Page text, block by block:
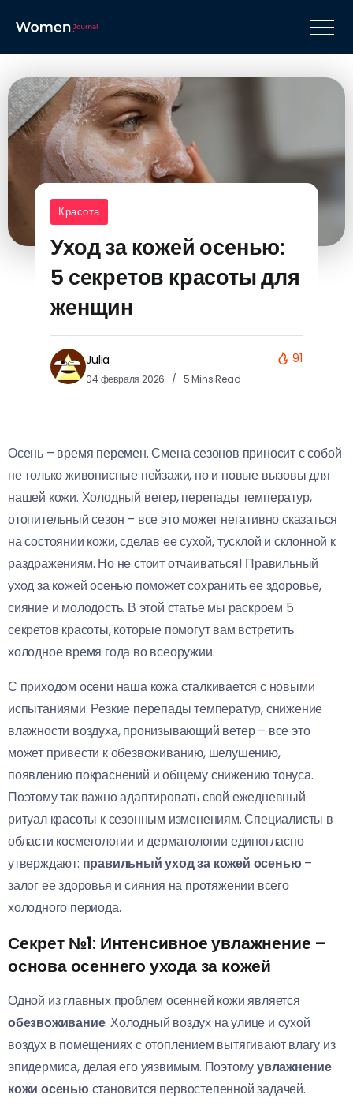
Красота
Уход за кожей осенью:
5 секретов красоты для
женщин
Julia
04 февраля 2026 5 Mins Read
91
Осень – время перемен. Смена сезонов приносит с собой
не только живописные пейзажи, но и новые вызовы для
нашей кожи. Холодный ветер, перепады температур,
отопительный сезон – все это может негативно сказаться
на состоянии кожи, сделав ее сухой, тусклой и склонной к
раздражениям. Но не стоит отчаиваться! Правильный
уход за кожей осенью поможет сохранить ее здоровье,
сияние и молодость. В этой статье мы раскроем 5
секретов красоты, которые помогут вам встретить
холодное время года во всеоружии.
С приходом осени наша кожа сталкивается с новыми
испытаниями. Резкие перепады температур, снижение
влажности воздуха, пронизывающий ветер – все это
может привести к обезвоживанию, шелушению,
появлению покраснений и общему снижению тонуса.
Поэтому так важно адаптировать свой ежедневный
ритуал красоты к сезонным изменениям. Специалисты в
области косметологии и дерматологии единогласно
утверждают: правильный уход за кожей осенью –
залог ее здоровья и сияния на протяжении всего
холодного периода.
Секрет №1: Интенсивное увлажнение –
основа осеннего ухода за кожей
Одной из главных проблем осенней кожи является
обезвоживание. Холодный воздух на улице и сухой
воздух в помещениях с отоплением вытягивают влагу из
эпидермиса, делая его уязвимым. Поэтомуувлажнение
кожи осенью становится первостепенной задачей.